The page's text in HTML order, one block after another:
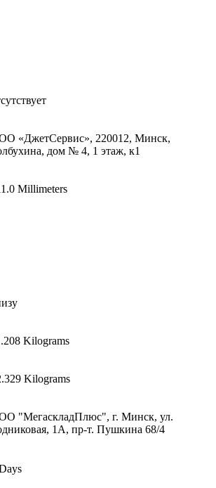
«ДжетСервис», 220012, Минск,
дом № 4, 1 этаж, к1
Millimeters
Kilograms
Kilograms
"МегаскладПлюс", г. Минск, ул.
1А, пр-т. Пушкина 68/4